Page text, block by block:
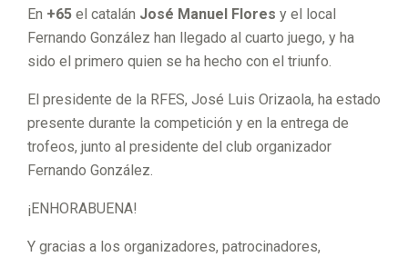
En +65 el catalán José Manuel Flores y el local
Fernando González han llegado al cuarto juego, y ha
sido el primero quien se ha hecho con el triunfo.
El presidente de la RFES, José Luis Orizaola, ha estado
presente durante la competición y en la entrega de
trofeos, junto al presidente del club organizador
Fernando González.
¡ENHORABUENA!
Y gracias a los organizadores, patrocinadores,